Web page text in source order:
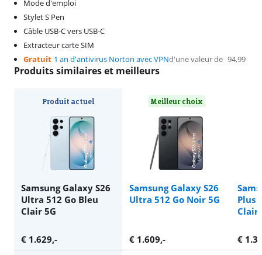
Mode d'emploi
Stylet S Pen
Câble USB-C vers USB-C
Extracteur carte SIM
Gratuit 1 an d'antivirus Norton avec VPNd'une valeur de 94,99
Produits similaires et meilleurs
Produit actuel
Samsung Galaxy S26
Ultra 512 Go Bleu
Clair 5G
Meilleur choix
Samsung Galaxy S26
Ultra 512 Go Noir 5G
Plus
Clair
€ 1.629,- € 1.609,- €